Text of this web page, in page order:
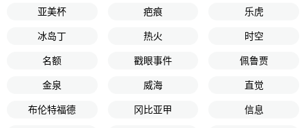
亚美杯 疤痕 乐虎
冰岛丁 热火 时空
名额 戳眼事件 佩鲁贾
金泉 威海 直觉
布伦特福德 冈比亚甲 信息